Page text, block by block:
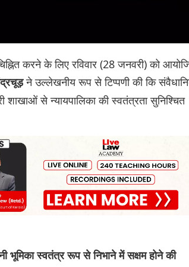
करने के लिए रविवार (28 जनवरी) को
ने उल्लेखनीय रूप से टिप्पणी की कि
शाखाओं से न्यायपालिका की स्वतंत्रता सुनिश्चित
भूमिका स्वतंत्र रूप से निभाने में सक्षम होने की